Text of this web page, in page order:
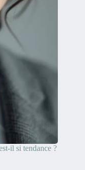
il si tendance ?